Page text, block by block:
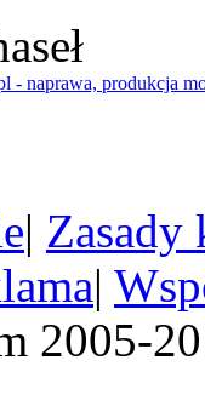
| Zasady
|
2005-